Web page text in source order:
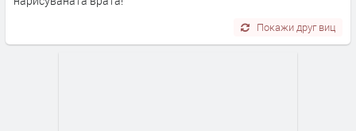
Покажи друг виц